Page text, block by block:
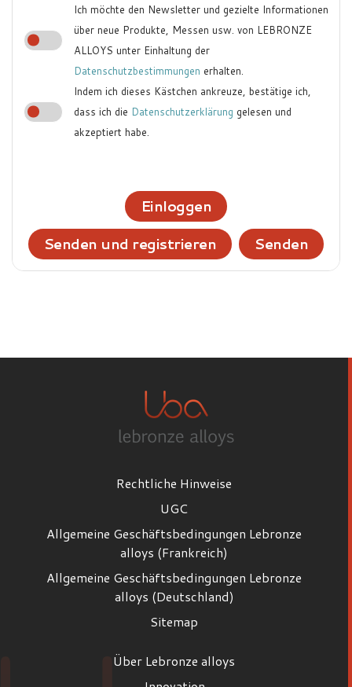
Ich möchte den Newsletter und gezielte Informationen
über neue Produkte, Messen usw. von LEBRONZE
ALLOYS unter Einhaltung der
Datenschutzbestimmungen erhalten.
Indem ich dieses Kästchen ankreuze, bestätige ich,
dass ich die Datenschutzerklärung gelesen und
akzeptiert habe.
Einloggen
Senden und registrieren
Senden
Rechtliche Hinweise
UGC
Allgemeine Geschäftsbedingungen Lebronze
alloys (Frankreich)
Allgemeine Geschäftsbedingungen Lebronze
alloys (Deutschland)
Sitemap
Über Lebronze alloys